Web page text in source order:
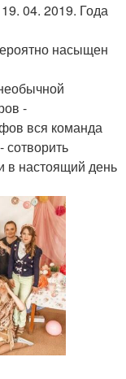
04. 2019. Года
насыщен
-
вся команда
сотворить
в настоящий день